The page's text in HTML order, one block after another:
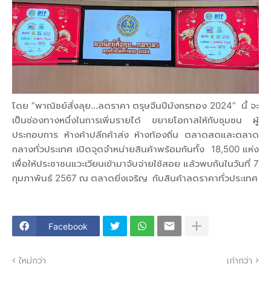
โดย “พาณิชย์สั่งลุย…ลดราคา ตรุษจีนปีมังกรทอง 2024” นี้ จะ
เป็นช่องทางหนึ่งในการเพิ่มรายได้ ขยายโอกาสให้กับชุมชน ผู้
ประกอบการ ห้างค้าปลีกค้าส่ง ห้างท้องถิ่น ตลาดสดและตลาด
กลางทั่วประเทศ เปิดจุดจำหน่ายสินค้าพร้อมกันทั้ง 18,500 แห่ง
เพื่อให้ประชาชนแวะเวียนเข้ามาจับจ่ายใช้สอย แล้วพบกันในวันที่ 7
กุมภาพันธ์ 2567 ณ ตลาดยิ่งเจริญ กับสินค้าลดราคาทั่วประเทศ
Facebook
ใหม่กว่า เก่ากว่า